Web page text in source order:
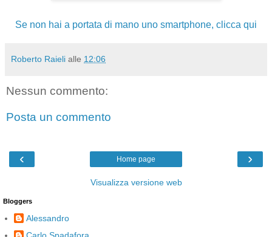
Se non hai a portata di mano uno smartphone, clicca qui
Roberto Raieli alle 12:06
Nessun commento:
Posta un commento
‹ ›
Home page
Visualizza versione web
Bloggers
Alessandro
Carlo Spadafora